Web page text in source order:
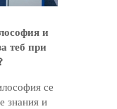
и
теб при
се
знания и